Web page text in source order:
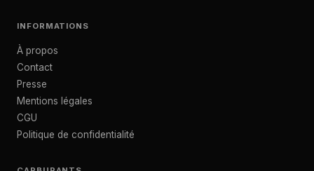
INFORMATIONS
À propos
Contact
Presse
Mentions légales
CGU
Politique de confidentialité